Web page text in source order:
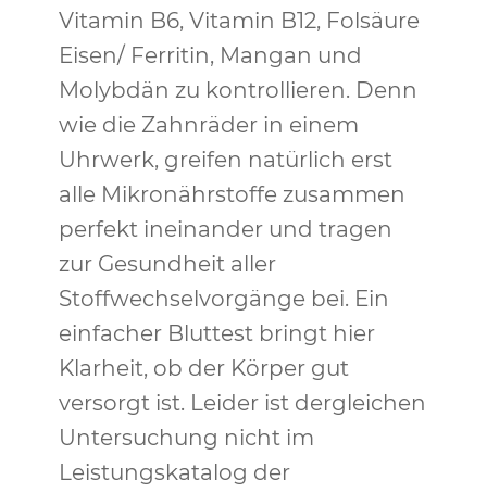
Vitamin B6, Vitamin B12, Folsäure
Eisen/ Ferritin, Mangan und
Molybdän zu kontrollieren. Denn
wie die Zahnräder in einem
Uhrwerk, greifen natürlich erst
alle Mikronährstoffe zusammen
perfekt ineinander und tragen
zur Gesundheit aller
Stoffwechselvorgänge bei. Ein
einfacher Bluttest bringt hier
Klarheit, ob der Körper gut
versorgt ist. Leider ist dergleichen
Untersuchung nicht im
Leistungskatalog der